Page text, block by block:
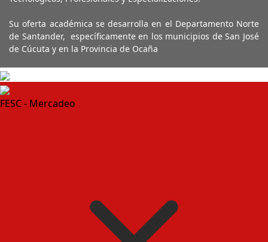
Su oferta académica se desarrolla en el Departamento Norte
de Santander, específicamente en los municipios de San José
de Cúcuta y en la Provincia de Ocaña
FESC - Mercadeo